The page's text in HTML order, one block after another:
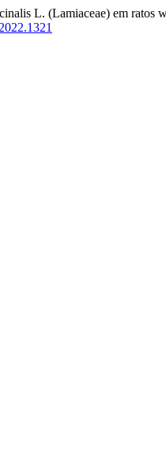
L. (Lamiaceae) em ratos